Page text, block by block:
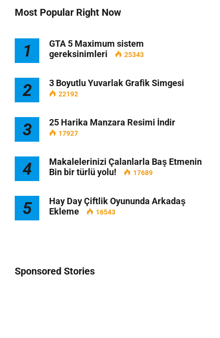
Most Popular Right Now
1
GTA 5 Maximum sistem
gereksinimleri
25343
2 3 Boyutlu Yuvarlak Grafik Simgesi
22192
3 25 Harika Manzara Resimi İndir
17927
4
Makalelerinizi Çalanlarla Baş Etmenin
Bin bir türlü yolu!
17689
5
Hay Day Çiftlik Oyununda Arkadaş
Ekleme
16543
Sponsored Stories